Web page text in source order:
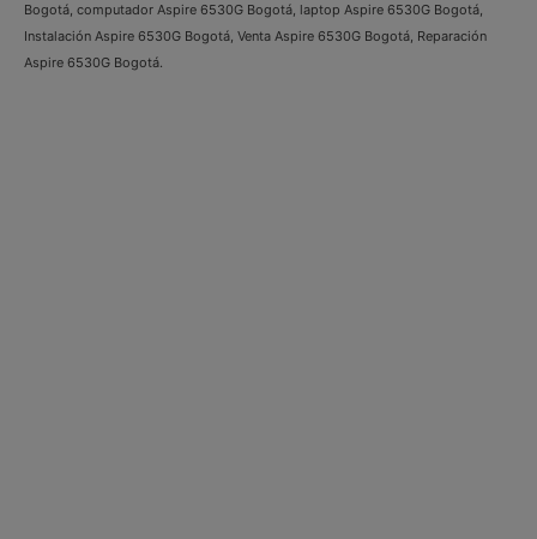
Bogotá, computador Aspire 6530G Bogotá, laptop Aspire 6530G Bogotá,
Instalación Aspire 6530G Bogotá, Venta Aspire 6530G Bogotá, Reparación
Aspire 6530G Bogotá.